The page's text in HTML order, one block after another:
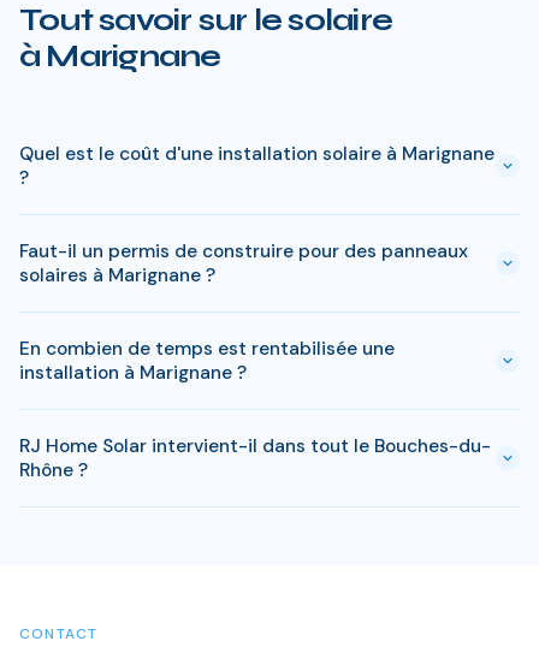
Tout savoir sur le solaire
à Marignane
Quel est le coût d'une installation solaire à Marignane
?
à 9 kWc). Après les aides disponibles en Bouches-du-Rhône
(MaPrimeRénov', prime autoconsommation, TVA réduite), le
reste à charge peut descendre sous 4 000 € pour une
installation standard de 3 kWc.
Faut-il un permis de construire pour des panneaux
solaires à Marignane ?
à Marignane. Si votre bien est classé ou en zone protégée en
Bouches-du-Rhône, des règles spécifiques peuvent
s'appliquer. RJ Home Solar gère toutes ces démarches sans
surcoût.
En combien de temps est rentabilisée une
installation à Marignane ?
rentabiliser votre installation. Passe ce delai, chaque kWh
produit est gratuit. Sur 25 ans, une installation de 3 kWc
genere des economies entre 20 000 et 35 000 €.
RJ Home Solar intervient-il dans tout le Bouches-du-
Rhône ?
CONTACT